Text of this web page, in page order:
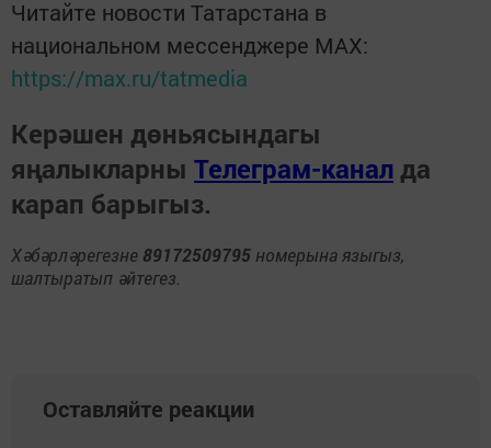
Читайте новости Татарстана в
национальном мессенджере MАХ:
https://max.ru/tatmedia
Керәшен дөньясындагы
яңалыкларны Телеграм-канал да
карап барыгыз.
Хәбәрләрегезне 89172509795 номерына языгыз,
шалтыратып әйтегез.
Оставляйте реакции